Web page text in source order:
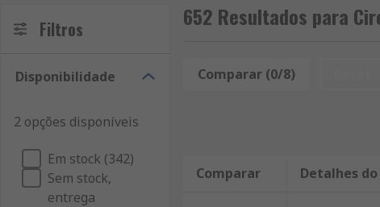
de bicicleta e iluminación arquitectónica solar. El
de tiras de LED, señalización, pantallas,
Filtros
Disponibilidade
2 opções disponíveis
Em stock (342)
Sem stock,
entrega
652 Resultados para
Comparar (0/8)
Comparar Detalhes